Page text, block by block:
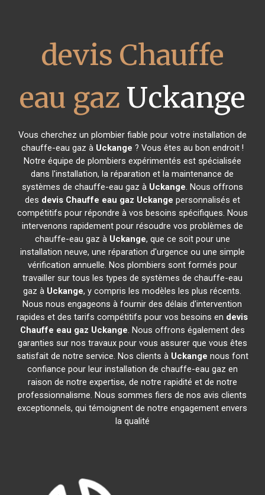
devis Chauffe
eau gaz Uckange
Vous cherchez un plombier fiable pour votre installation de
chauffe-eau gaz à Uckange ? Vous êtes au bon endroit !
Notre équipe de plombiers expérimentés est spécialisée
dans l'installation, la réparation et la maintenance de
systèmes de chauffe-eau gaz à Uckange. Nous offrons
des devis Chauffe eau gaz Uckange personnalisés et
compétitifs pour répondre à vos besoins spécifiques. Nous
intervenons rapidement pour résoudre vos problèmes de
chauffe-eau gaz à Uckange, que ce soit pour une
installation neuve, une réparation d'urgence ou une simple
vérification annuelle. Nos plombiers sont formés pour
travailler sur tous les types de systèmes de chauffe-eau
gaz à Uckange, y compris les modèles les plus récents.
Nous nous engageons à fournir des délais d'intervention
rapides et des tarifs compétitifs pour vos besoins en devis
Chauffe eau gaz Uckange. Nous offrons également des
garanties sur nos travaux pour vous assurer que vous êtes
satisfait de notre service. Nos clients à Uckange nous font
confiance pour leur installation de chauffe-eau gaz en
raison de notre expertise, de notre rapidité et de notre
professionnalisme. Nous sommes fiers de nos avis clients
exceptionnels, qui témoignent de notre engagement envers
la qualité